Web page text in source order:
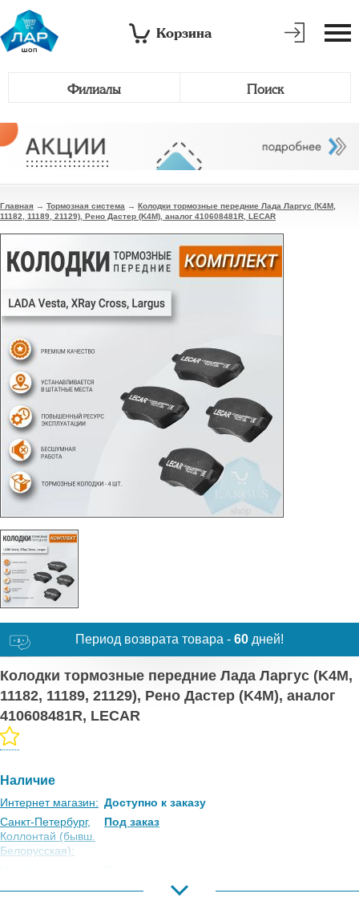
Корзина
Филиалы Поиск
Главная → Тормозная система → Колодки тормозные передние Лада Ларгус (K4M,
11182, 11189, 21129), Рено Дастер (K4M), аналог 410608481R, LECAR
Период возврата товара - 60 дней!
Колодки тормозные передние Лада Ларгус (K4M,
11182, 11189, 21129), Рено Дастер (K4M), аналог
410608481R, LECAR
Наличие
Интернет магазин: Доступно к заказу
Санкт-Петербург,
Коллонтай (бывш.
Белорусская):
Под заказ